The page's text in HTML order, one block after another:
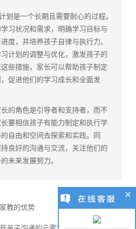
是一个长期且需要耐心的过程。
习状况和需求，明确学习目标与
度，并培养孩子自律与执行力。
计划的调整与优化，激发孩子的
些措施，家长可以帮助孩子制定
促进他们的学习成长和全面发
角色是引导者和支持者，而不
要相信孩子有能力制定和执行学
自由和空间去探索和实践。同
良好的沟通与交流，关注他们的
未来发展努力。
教的优势